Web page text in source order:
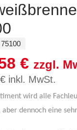
75100
€ zzgl.
€ inkl. MwSt.
wird alle
aber dennoch eine